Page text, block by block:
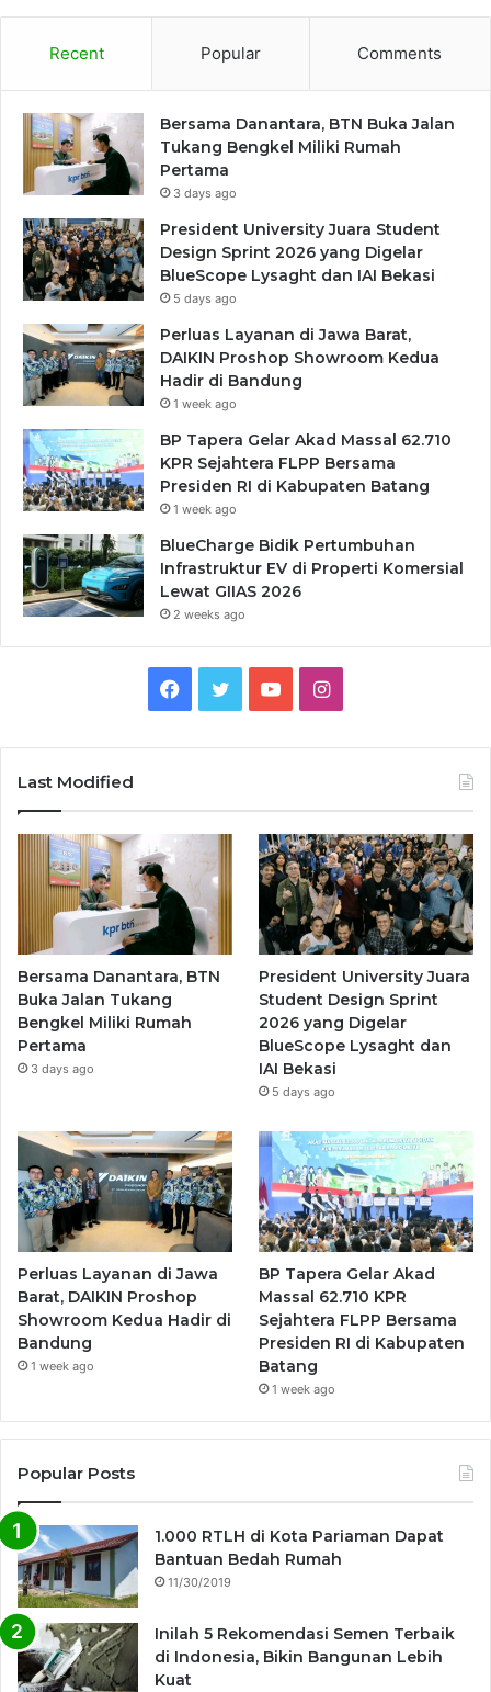
Recent Popular Comments
Bersama Danantara, BTN Buka Jalan
Tukang Bengkel Miliki Rumah
Pertama
3 days ago
President University Juara Student
Design Sprint 2026 yang Digelar
BlueScope Lysaght dan IAI Bekasi
5 days ago
Perluas Layanan di Jawa Barat,
DAIKIN Proshop Showroom Kedua
Hadir di Bandung
1 week ago
BP Tapera Gelar Akad Massal 62.710
KPR Sejahtera FLPP Bersama
Presiden RI di Kabupaten Batang
1 week ago
BlueCharge Bidik Pertumbuhan
Infrastruktur EV di Properti Komersial
Lewat GIIAS 2026
2 weeks ago
Facebook
TwitterYouTubeInstagram
Last Modified
Bersama Danantara, BTN
Buka Jalan Tukang
Bengkel Miliki Rumah
Pertama
3 days ago
President University Juara
Student Design Sprint
2026 yang Digelar
BlueScope Lysaght dan
IAI Bekasi
5 days ago
Perluas Layanan di Jawa
Barat, DAIKIN Proshop
Showroom Kedua Hadir di
Bandung
1 week ago
BP Tapera Gelar Akad
Massal 62.710 KPR
Sejahtera FLPP Bersama
Presiden RI di Kabupaten
Batang
1 week ago
Popular Posts
1.000 RTLH di Kota Pariaman Dapat
Bantuan Bedah Rumah
11/30/2019
Inilah 5 Rekomendasi Semen Terbaik
di Indonesia, Bikin Bangunan Lebih
Kuat